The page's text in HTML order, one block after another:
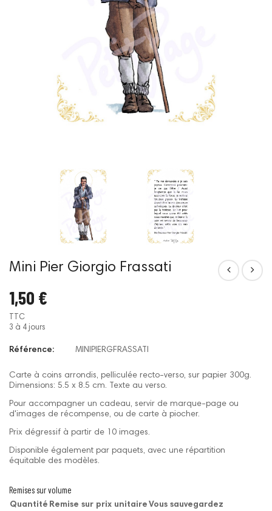
Mini Pier Giorgio Frassati
1,50 €
TTC
3 à 4 jours
Référence: MINIPIERGFRASSATI
Carte à coins arrondis, pelliculée recto-verso, sur papier 300g.
Dimensions: 5.5 x 8.5 cm. Texte au verso.
Pour accompagner un cadeau, servir de marque-page ou
d'images de récompense, ou de carte à piocher.
Prix dégressif à partir de 10 images.
Disponible également par paquets, avec une répartition
équitable des modèles.
Remises sur volume
Quantité Remise sur prix unitaire Vous sauvegardez